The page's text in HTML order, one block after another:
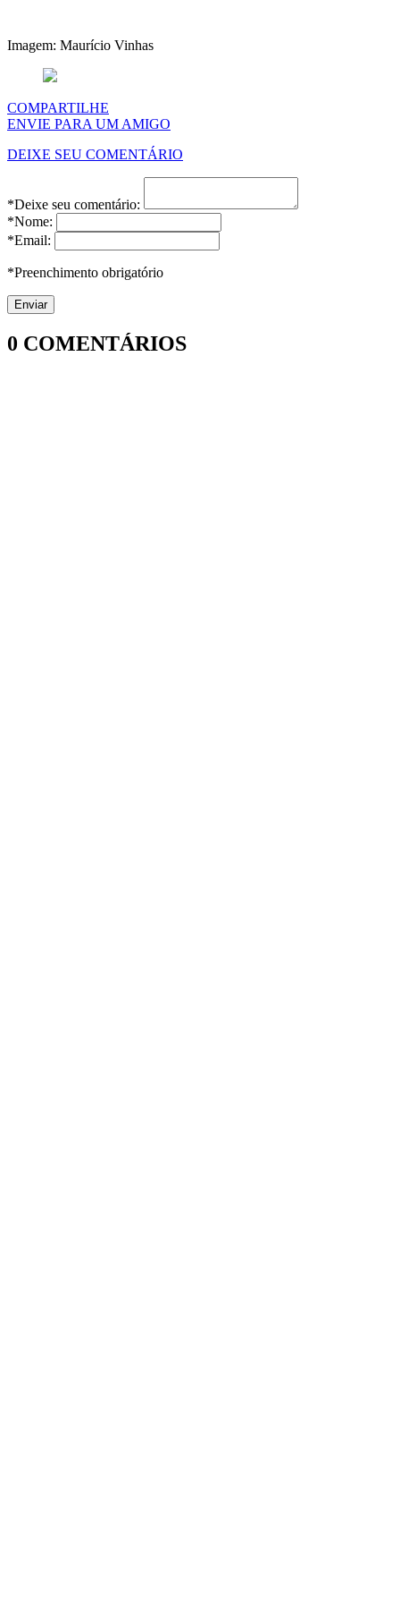
Imagem: Maurício Vinhas
COMPARTILHE
ENVIE PARA UM AMIGO
DEIXE SEU COMENTÁRIO
*Deixe seu comentário:
*Nome:
*Email:
*Preenchimento obrigatório
0 COMENTÁRIOS